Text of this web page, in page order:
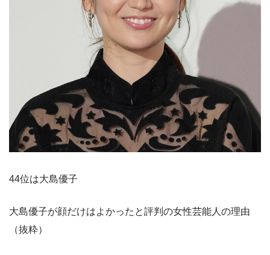
44位は大島優子
大島優子が顔だけはよかったと評判の女性芸能人の理由
（抜粋）